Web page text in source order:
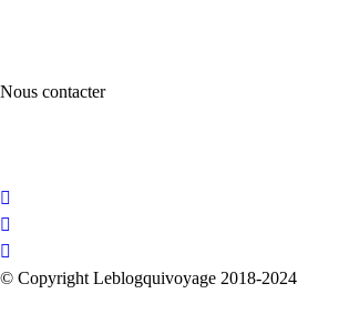
Nous contacter
© Copyright Leblogquivoyage 2018-2024